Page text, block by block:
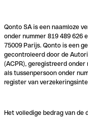
Qonto SA is een naamloze
onder nummer 819 489 626
75009 Parijs. Qonto is een
gecontroleerd door de
(ACPR), geregistreerd
als tussenpersoon onder
register van
Het volledige bedrag van de